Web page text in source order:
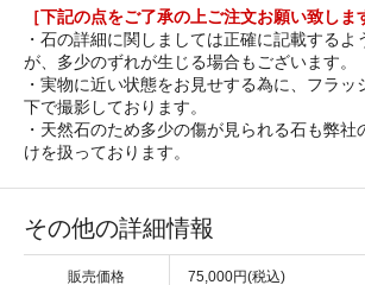
［下記の点をご了承の上ご注文お願い致しま
・石の詳細に関しましては正確に記載するよ
が、多少のずれが生じる場合もございます。
・実物に近い状態をお見せする為に、フラ
下で撮影しております。
・天然石のため多少の傷が見られる石も弊
けを扱っております。
その他の詳細情報
販売価格 75,000円(税込)